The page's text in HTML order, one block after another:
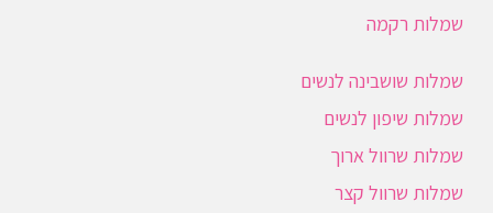
שמלות רקמה
שמלות שושבינה לנשים
שמלות שיפון לנשים
שמלות שרוול ארוך
שמלות שרוול קצר